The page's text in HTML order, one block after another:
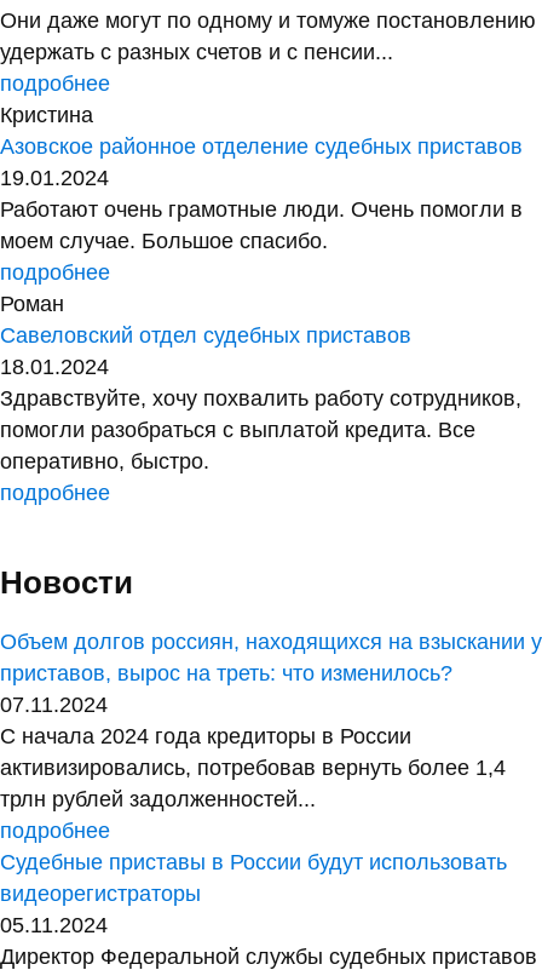
Они даже могут по одному и томуже постановлению
удержать с разных счетов и с пенсии...
подробнее
Кристина
Азовское районное отделение судебных приставов
19.01.2024
Работают очень грамотные люди. Очень помогли в
моем случае. Большое спасибо.
подробнее
Роман
Савеловский отдел судебных приставов
18.01.2024
Здравствуйте, хочу похвалить работу сотрудников,
помогли разобраться с выплатой кредита. Все
оперативно, быстро.
подробнее
Новости
Объем долгов россиян, находящихся на взыскании у
приставов, вырос на треть: что изменилось?
07.11.2024
С начала 2024 года кредиторы в России
активизировались, потребовав вернуть более 1,4
трлн рублей задолженностей...
подробнее
Судебные приставы в России будут использовать
видеорегистраторы
05.11.2024
Директор Федеральной службы судебных приставов